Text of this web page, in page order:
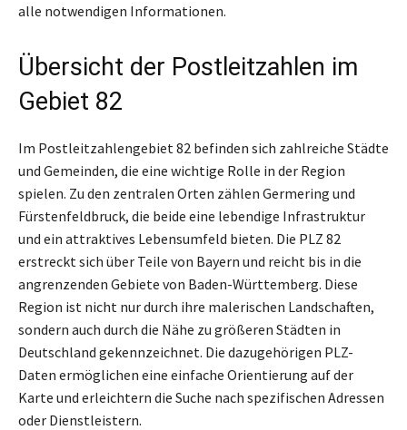
alle notwendigen Informationen.
Übersicht der Postleitzahlen im
Gebiet 82
Im Postleitzahlengebiet 82 befinden sich zahlreiche Städte
und Gemeinden, die eine wichtige Rolle in der Region
spielen. Zu den zentralen Orten zählen Germering und
Fürstenfeldbruck, die beide eine lebendige Infrastruktur
und ein attraktives Lebensumfeld bieten. Die PLZ 82
erstreckt sich über Teile von Bayern und reicht bis in die
angrenzenden Gebiete von Baden-Württemberg. Diese
Region ist nicht nur durch ihre malerischen Landschaften,
sondern auch durch die Nähe zu größeren Städten in
Deutschland gekennzeichnet. Die dazugehörigen PLZ-
Daten ermöglichen eine einfache Orientierung auf der
Karte und erleichtern die Suche nach spezifischen Adressen
oder Dienstleistern.